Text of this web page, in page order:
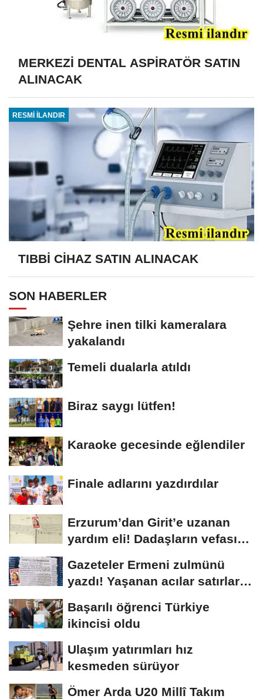
MERKEZİ DENTAL ASPİRATÖR SATIN
ALINACAK
RESMİ İLANDIR
TIBBİ CİHAZ SATIN ALINACAK
SON HABERLER
Şehre inen tilki kameralara
yakalandı
Temeli dualarla atıldı
Biraz saygı lütfen!
Karaoke gecesinde eğlendiler
Finale adlarını yazdırdılar
Erzurum’dan Girit’e uzanan
yardım eli! Dadaşların vefası
Gazeteler Ermeni zulmünü
yazdı! Yaşanan acılar satırlara
Başarılı öğrenci Türkiye
ikincisi oldu
Ulaşım yatırımları hız
kesmeden sürüyor
Ömer Arda U20 Millî Takım